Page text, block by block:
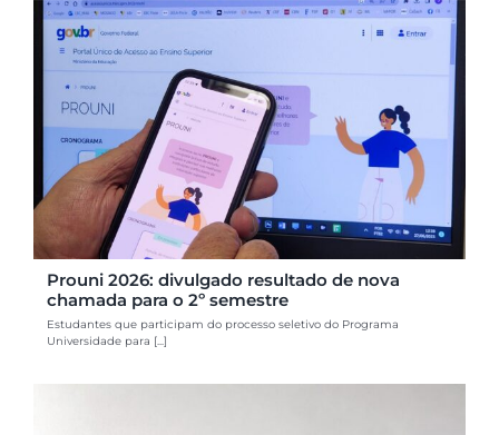
Prouni 2026: divulgado resultado de nova
chamada para o 2º semestre
Estudantes que participam do processo seletivo do Programa
Universidade para [...]